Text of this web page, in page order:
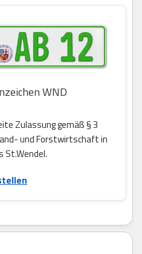
WND
Zulassung gemäß § 3
und Forstwirtschaft in
St.Wendel.